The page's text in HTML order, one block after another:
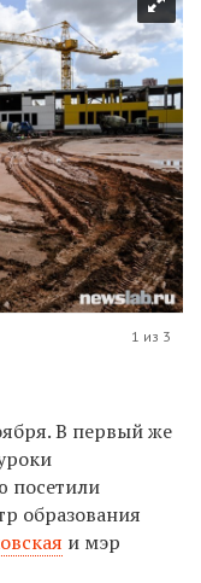
1 из 3
В первый же
посетили
образования
и мэр